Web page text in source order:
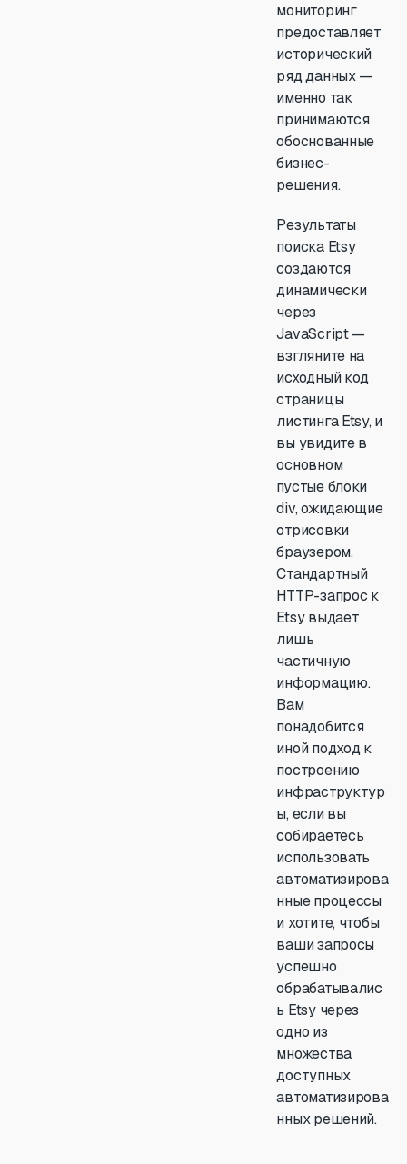
мониторинг
предоставляет
исторический
ряд данных —
именно так
принимаются
обоснованные
бизнес-
решения.
Результаты
поиска Etsy
создаются
динамически
через
JavaScript —
взгляните на
исходный код
страницы
листинга Etsy, и
вы увидите в
основном
пустые блоки
div, ожидающие
отрисовки
браузером.
Стандартный
HTTP-запрос к
Etsy выдает
лишь
частичную
информацию.
Вам
понадобится
иной подход к
построению
инфраструктур
ы, если вы
собираетесь
использовать
автоматизирова
нные процессы
и хотите, чтобы
ваши запросы
успешно
обрабатывалис
ь Etsy через
одно из
множества
доступных
автоматизирова
нных решений.